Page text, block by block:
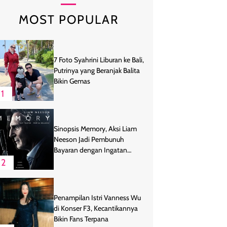
MOST POPULAR
1
7 Foto Syahrini Liburan ke Bali,
Putrinya yang Beranjak Balita
Bikin Gemas
2
Sinopsis Memory, Aksi Liam
Neeson Jadi Pembunuh
Bayaran dengan Ingatan
Penampilan Istri Vanness Wu
di Konser F3, Kecantikannya
Bikin Fans Terpana